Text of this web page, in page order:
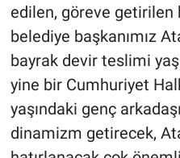
edilen, göreve getirilen
belediye başkanımız
bayrak devir teslimi
yine bir Cumhuriyet
yaşındaki genç
dinamizm getirecek,